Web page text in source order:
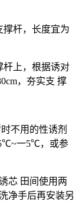
撑杆，长度宜为
杆上，根据诱对
，夯实支 撑
不用的性诱剂
一5℃，或参
芯 田间使用两
净手后再安装另